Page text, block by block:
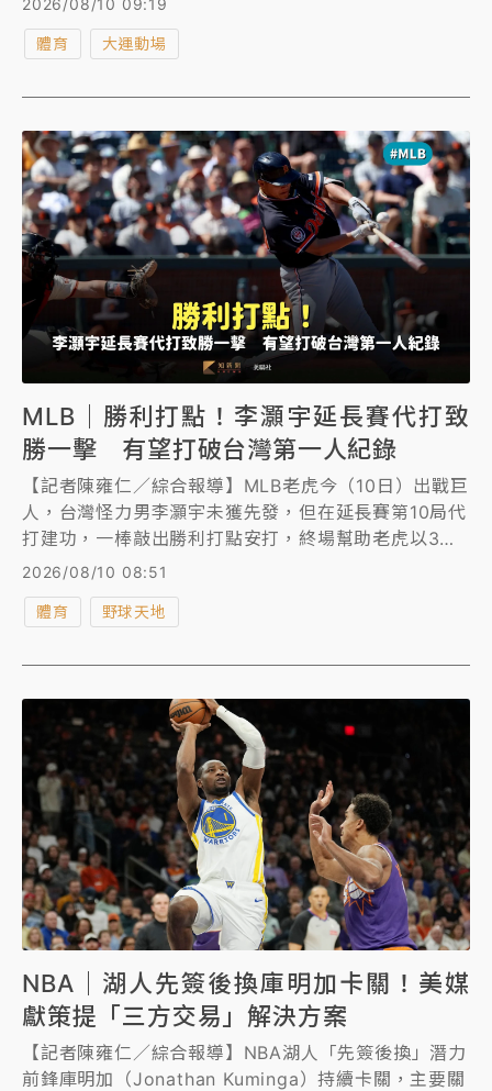
辛納此時因傷退賽，恐讓出征美網增添變數。
2026/08/10 09:19
體育 大運動場
MLB｜勝利打點！李灝宇延長賽代打致
勝一擊 有望打破台灣第一人紀錄
【記者陳雍仁／綜合報導】MLB老虎今（10日）出戰巨
人，台灣怪力男李灝宇未獲先發，但在延長賽第10局代
打建功，一棒敲出勝利打點安打，終場幫助老虎以3比1
力克巨人。
2026/08/10 08:51
體育 野球天地
NBA｜湖人先簽後換庫明加卡關！美媒
獻策提「三方交易」解決方案
【記者陳雍仁／綜合報導】NBA湖人「先簽後換」潛力
前鋒庫明加（Jonathan Kuminga）持續卡關，主要關